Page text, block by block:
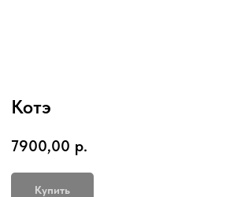
Котэ
7900,00 р.
Купить